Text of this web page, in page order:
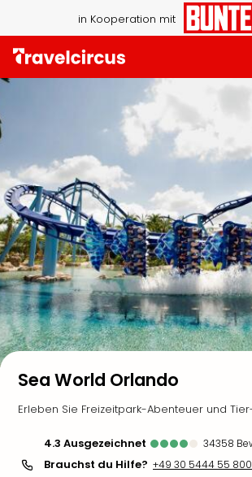
in Kooperation mit
Sea World Orlando
Erleben Sie Freizeitpark-Abenteuer und
4.3 ausgezeichnet 34358
Brauchst du Hilfe? +49 30 5444 55 800